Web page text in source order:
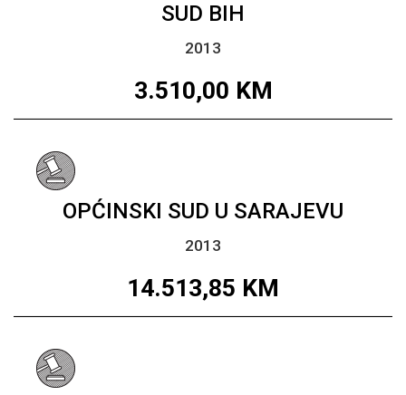
SUD BIH
2013
3.510,00 KM
OPĆINSKI SUD U SARAJEVU
2013
14.513,85 KM